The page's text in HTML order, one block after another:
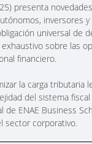
presenta
inversores
universal de
sobre las
financiero.
la carga tributaria
del sistema
ENAE Business
sector corporativo.